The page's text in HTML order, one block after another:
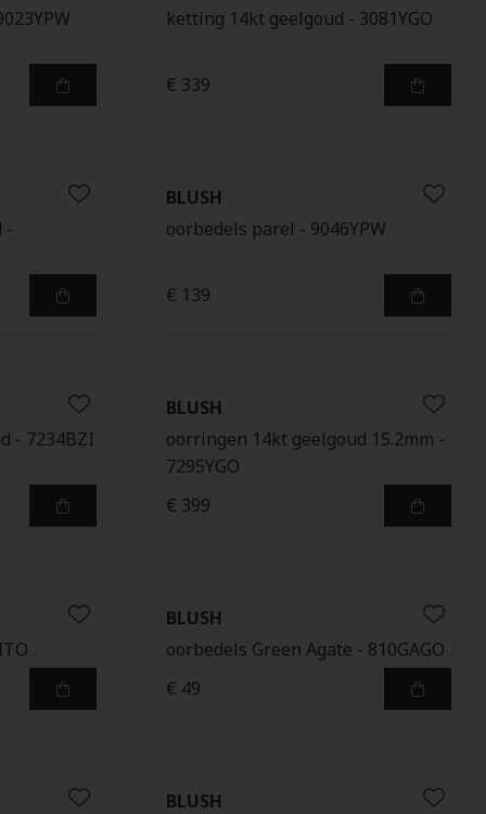
ketting 14kt geelgoud - 3081YGO
€ 339
-
BLUSH
oorbedels parel - 9046YPW
€ 139
- 7234BZI
BLUSH
oorringen 14kt geelgoud 15.2mm -
7295YGO
€ 399
BLUSH
oorbedels Green Agate - 810GAGO
€ 49
BLUSH